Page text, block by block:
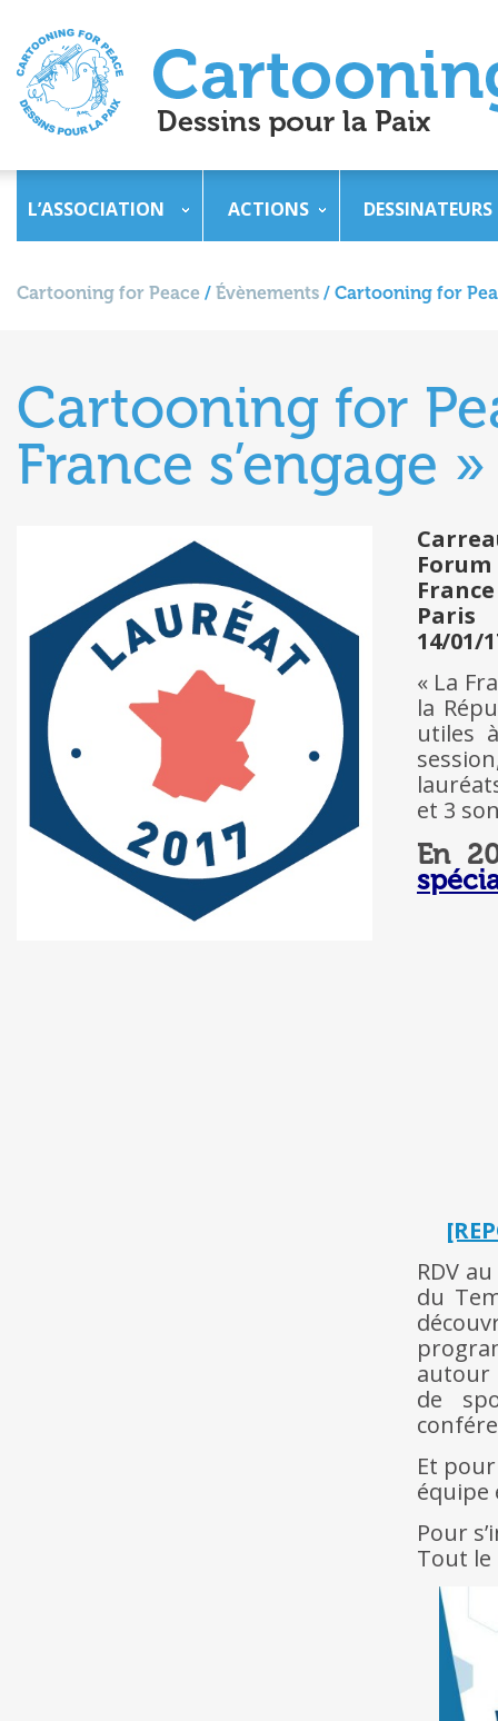
L’ASSOCIATION ACTIONS DESSINATEURS
Cartooning for Peace / Évènements / Cartooning for
Cartooning for
France s’engage
Forum
France
Paris
14/01/
« La
la
utiles
et 3
En
RDV
du
autour
de
Et
équipe
Pour
Tout